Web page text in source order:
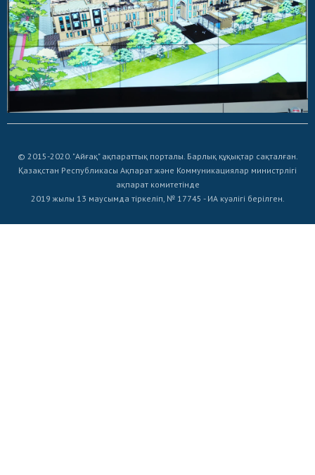
© 2015-2020. "Айғақ" ақпараттық порталы. Барлық құқықтар сақталған.
Қазақстан Республикасы Ақпарат және Коммуникациялар министрлігі
ақпарат комитетінде
2019 жылы 13 маусымда тіркеліп, № 17745 - ИА куәлігі берілген.